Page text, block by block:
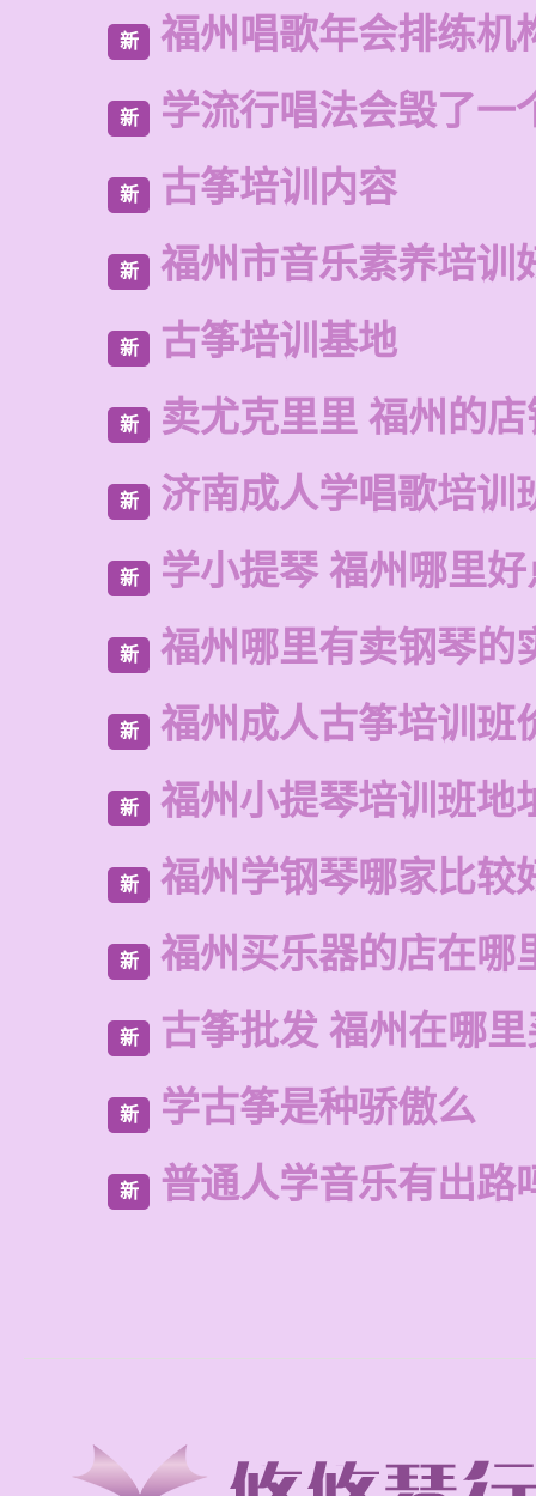
新 福州唱歌年会排练机
新 学流行唱法会毁了一
新 古筝培训内容
新 福州市音乐素养培训
新 古筝培训基地
新 卖尤克里里 福州的
新 济南成人学唱歌培训
新 学小提琴 福州哪里
新 福州哪里有卖钢琴的
新 福州成人古筝培训班
新 福州小提琴培训班地
新 福州学钢琴哪家比较
新 福州买乐器的店在哪
新 古筝批发 福州在哪
新 学古筝是种骄傲么
新 普通人学音乐有出路